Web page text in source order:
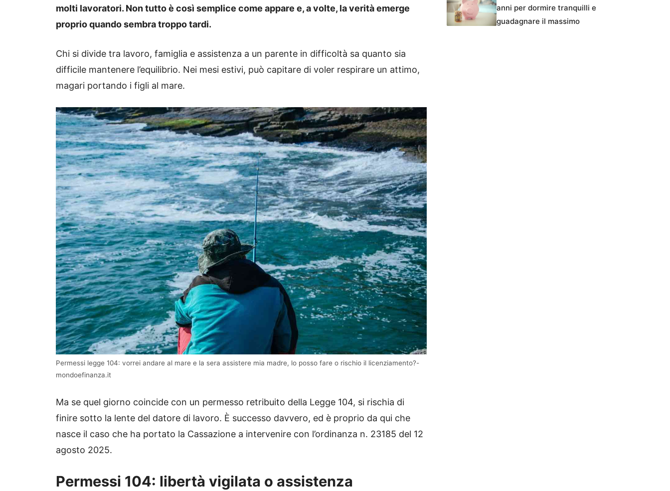
molti lavoratori. Non tutto è così semplice come appare e, a volte, la verità emerge
proprio quando sembra troppo tardi.
Chi si divide tra lavoro, famiglia e assistenza a un parente in difficoltà sa quanto sia
difficile mantenere l’equilibrio. Nei mesi estivi, può capitare di voler respirare un attimo,
magari portando i figli al mare.
Permessi legge 104: vorrei andare al mare e la sera assistere mia madre, lo posso fare o rischio il licenziamento?-
mondoefinanza.it
Ma se quel giorno coincide con un permesso retribuito della Legge 104, si rischia di
finire sotto la lente del datore di lavoro. È successo davvero, ed è proprio da qui che
nasce il caso che ha portato la Cassazione a intervenire con l’ordinanza n. 23185 del 12
agosto 2025.
Permessi 104: libertà vigilata o assistenza
anni per dormire tranquilli e
guadagnare il massimo